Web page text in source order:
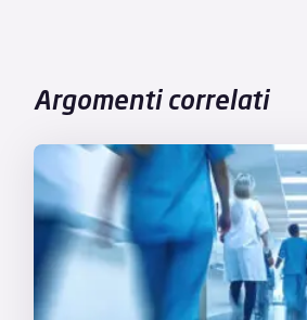
Argomenti correlati